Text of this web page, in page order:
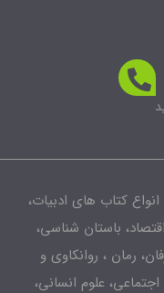
کتاب های ادبیات،
باستان شناسی،
رمان ، روانکاوی و
علوم انسانی،